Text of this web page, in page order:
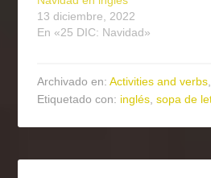
13 diciembre, 2022
En «25 DIC: Navidad»
Archivado en:Activities and verbs
Etiquetado con: inglés ,sopa de